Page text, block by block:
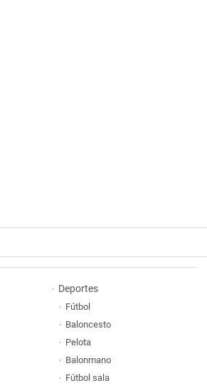
Deportes
Fútbol
Baloncesto
Pelota
Balonmano
Fútbol sala